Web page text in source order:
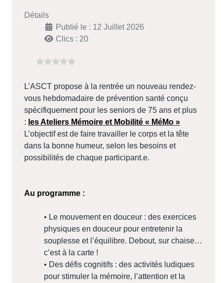
Détails
Publié le : 12 Juillet 2026
Clics : 20
L’ASCT propose à la rentrée un nouveau rendez-
vous hebdomadaire de prévention santé conçu
spécifiquement pour les seniors de 75 ans et plus
: les Ateliers Mémoire et Mobilité « MéMo »
L’objectif est de faire travailler le corps et la tête
dans la bonne humeur, selon les besoins et
possibilités de chaque participant.e.
Au programme :
• Le mouvement en douceur : des exercices
physiques en douceur pour entretenir la
souplesse et l’équilibre. Debout, sur chaise…
c’est à la carte !
• Des défis cognitifs : des activités ludiques
pour stimuler la mémoire, l’attention et la